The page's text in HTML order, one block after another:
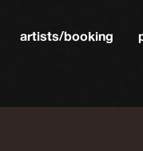
artists/booking